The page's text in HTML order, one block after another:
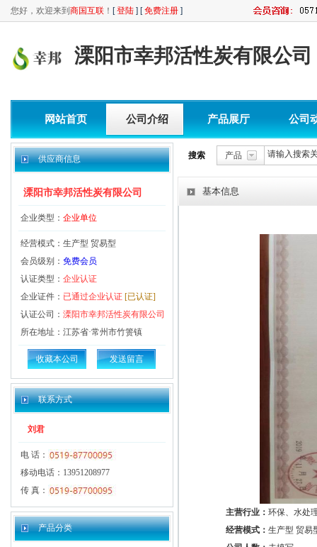
您好，欢迎来到 商国互联 ！ [登陆 ] [免费注册 ]
溧阳市幸邦活性炭有限公司
网站首页 公司介绍 产品展厅 公司
供应商信息
溧阳市幸邦活性炭有限公司
企业类型： 企业单位
经营模式：生产型 贸易型
会员级别： 免费会员
认证类型： 企业认证
企业证件： 已通过企业认证 [已认证]
认证公司： 溧阳市幸邦活性炭有限公司
所在地址：江苏省·常州市竹箦镇
收藏本公司 发送留言
联系方式
刘君
电 话：
移动电话：13951208977
传 真：
产品分类
搜索 产品
基本信息
主营行业： 环保、水处
经营模式： 生产型 贸易